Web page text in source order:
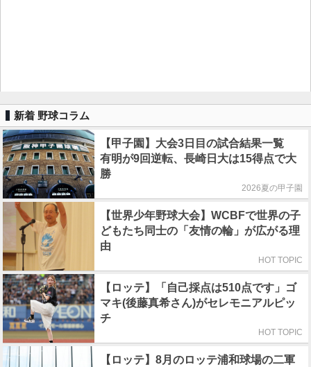
新着 野球コラム
【甲子園】大会3日目の試合結果一覧
有明が9回逆転、長崎日大は15得点で大
勝
2026夏の甲子園
【世界少年野球大会】WCBFで世界の子
どもたち同士の「友情の輪」が広がる理
由
HOT TOPIC
【ロッテ】「自己採点は510点です」ゴ
マキ(後藤真希さん)がセレモニアルピッ
チ
HOT TOPIC
【ロッテ】8月のロッテ浦和球場の二軍